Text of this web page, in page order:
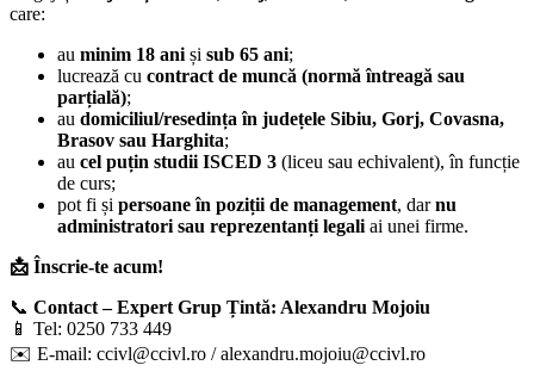
care:
au minim 18 ani și sub 65 ani;
lucrează cu contract de muncă (normă întreagă sau
parțială);
au domiciliul/resedința în județele Sibiu, Gorj, Covasna,
Brasov sau Harghita;
au cel puțin studii ISCED 3 (liceu sau echivalent), în funcție
de curs;
pot fi și persoane în poziții de management, darnu
administratori sau reprezentanți legali ai unei firme.
📩 Înscrie-te acum!
📞 Contact – Expert Grup Țintă: Alexandru Mojoiu
📱 Tel: 0250 733 449
✉️ E-mail: ccivl@ccivl.ro / alexandru.mojoiu@ccivl.ro